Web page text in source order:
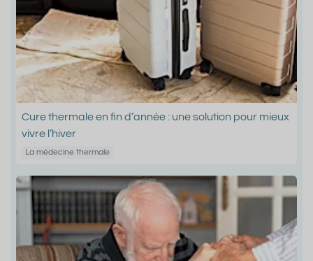
Cure thermale en fin d’année : une solution pour mieux
vivre l’hiver
La médecine thermale